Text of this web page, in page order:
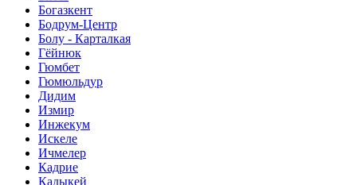
Богазкент
Бодрум-Центр
Болу - Карталкая
Гёйнюк
Гюмбет
Гюмюльдур
Дидим
Измир
Инжекум
Искеле
Ичмелер
Кадрие
Кадыкей